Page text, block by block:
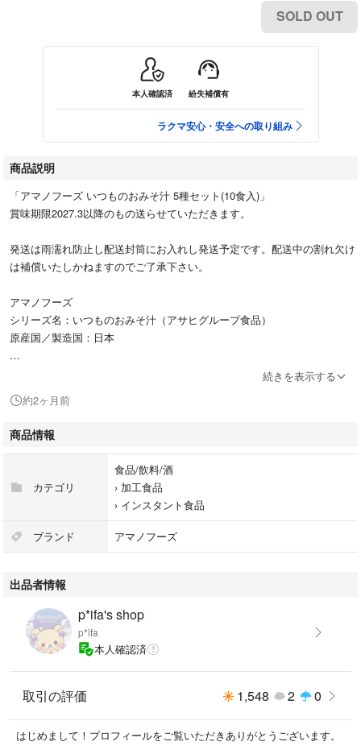
SOLD OUT
本人確認済 紛失補償有
ラクマ安心・安全への取り組み
商品説明
「アマノフーズ いつものおみそ汁 5種セット(10食入)」
賞味期限2027.3以降のもの送らせていただきます。
発送は雨濡れ防止し配送封筒にお入れし発送予定です。配送中の割れ欠け
は補償いたしかねますのでご了承下さい。
アマノフーズ
シリーズ名：いつものおみそ汁（アサヒグループ食品）
原産国／製造国：日本
●いつものおみそ汁の中でも人気のある商品を詰め合わせた、味のバリエ
し）、ほうれん草、赤だし（三つ葉入り） ５種×各２食）
#アマノフーズ
#食品 #味噌汁
#インスタント
#詰め合わせ
#まとめ
続きを表示する
約2ヶ月前
商品情報
カテゴリ
食品/飲料/酒
› 加工食品
› インスタント食品
ブランド アマノフーズ
出品者情報
p*ifa's shop
p*ifa
本人確認済
取引の評価 1,548 2 0
はじめまして！プロフィールをご覧いただきありがとうございます。